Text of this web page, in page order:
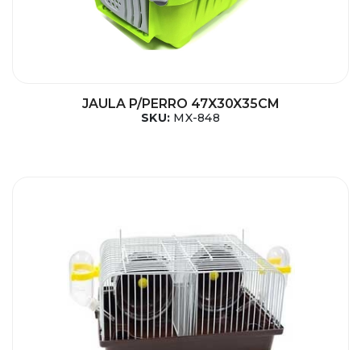
JAULA P/PERRO 47X30X35CM
SKU: MX-848